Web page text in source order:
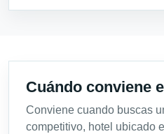
Cuándo conviene
Conviene cuando buscas
competitivo, hotel ubicado